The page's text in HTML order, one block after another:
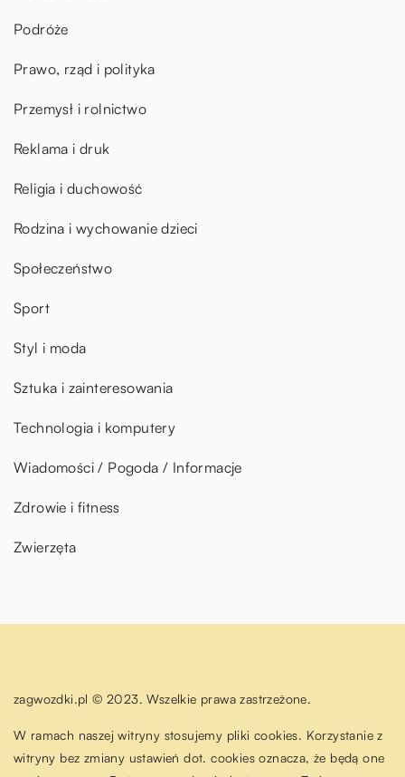
Podróże
Prawo, rząd i polityka
Przemysł i rolnictwo
Reklama i druk
Religia i duchowość
Rodzina i wychowanie dzieci
Społeczeństwo
Sport
Styl i moda
Sztuka i zainteresowania
Technologia i komputery
Wiadomości / Pogoda / Informacje
Zdrowie i fitness
Zwierzęta
zagwozdki.pl © 2023. Wszelkie prawa zastrzeżone.
W ramach naszej witryny stosujemy pliki cookies. Korzystanie z
witryny bez zmiany ustawień dot. cookies oznacza, że będą one